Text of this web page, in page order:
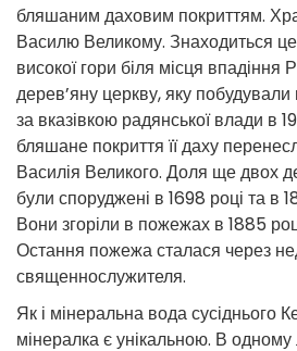
бляшаним даховим покриттям.
Василю Великому. Знаходиться
високої гори біля місця впадіння
дерев’яну церкву, яку
за вказівкою радянської влади в
бляшане покриття її даху
Василія Великого. Доля ще двох
були споруджені в 1698 році та в
Вони згоріли в пожежах в 1885
Остання пожежа сталася через
священнослужителя.
Як і мінеральна вода сусіднього
мінералка є унікальною. В одному